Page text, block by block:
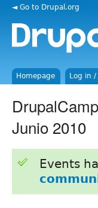
◄ Go to Drupal.org
Homepage Log in /
Junio 2010
Events